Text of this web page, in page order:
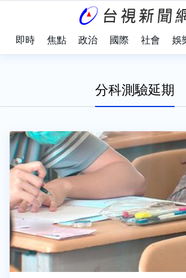
即時 焦點 政治 國際 社會 娛
分科測驗延期